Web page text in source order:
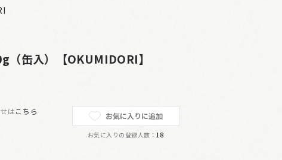
缶入）【OKUMIDORI】
はこちら お気に入りに追加
お気に入りの登録人数：18